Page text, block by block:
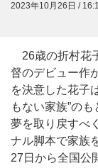
2023年10月26日 /
26歳の折村花
督のデビュー作
を決意した花子
もない家族”の
夢を取り戻すべ
ナル脚本で家族
27日から全国公